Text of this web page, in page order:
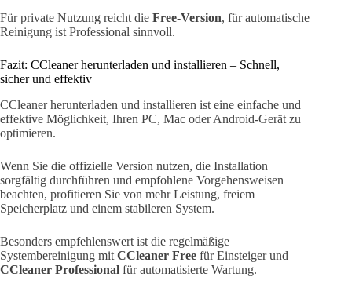
Für private Nutzung reicht die Free-Version, für automatische
Reinigung ist Professional sinnvoll.
Fazit: CCleaner herunterladen und installieren – Schnell,
sicher und effektiv
CCleaner herunterladen und installieren ist eine einfache und
effektive Möglichkeit, Ihren PC, Mac oder Android-Gerät zu
optimieren.
Wenn Sie die offizielle Version nutzen, die Installation
sorgfältig durchführen und empfohlene Vorgehensweisen
beachten, profitieren Sie von mehr Leistung, freiem
Speicherplatz und einem stabileren System.
Besonders empfehlenswert ist die regelmäßige
Systembereinigung mit CCleaner Free für Einsteiger und
CCleaner Professional für automatisierte Wartung.